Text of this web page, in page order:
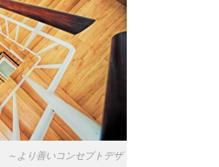
より善いコンセプトデザ